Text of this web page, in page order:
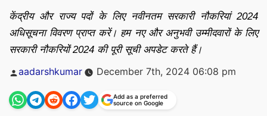
केंद्रीय और राज्य पदों के लिए नवीनतम सरकारी नौकरियां 2024
अधिसूचना विवरण प्राप्त करें। हम नए और अनुभवी उम्मीदवारों के लिए
सरकारी नौकरियों 2024 की पूरी सूची अपडेट करते हैं।
Posted
aadarshkumar December 7th, 2024 06:08 pm
Add as a preferred
source on Google